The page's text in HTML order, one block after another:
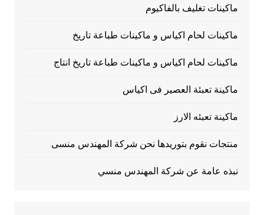
ماكينات تغليف بالفاكيوم
ماكينات لحام اكياس و ماكينات طباعة تاريخ
ماكينات لحام اكياس و ماكينات طباعة تاريخ انتاج
ماكينة تعبئة العصير فى اكياس
ماكينة تعبئه الارز
منتجات نقوم بتوريدها نحن شركة المهندس منسى
نبذه عامة عن شركة المهندس منسي